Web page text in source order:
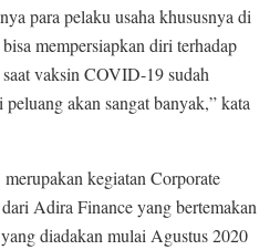
para pelaku usaha khususnya di
mempersiapkan diri terhadap
vaksin COVID-19 sudah
akan sangat banyak,” kata
kegiatan Corporate
Adira Finance yang bertemakan
diadakan mulai Agustus 2020